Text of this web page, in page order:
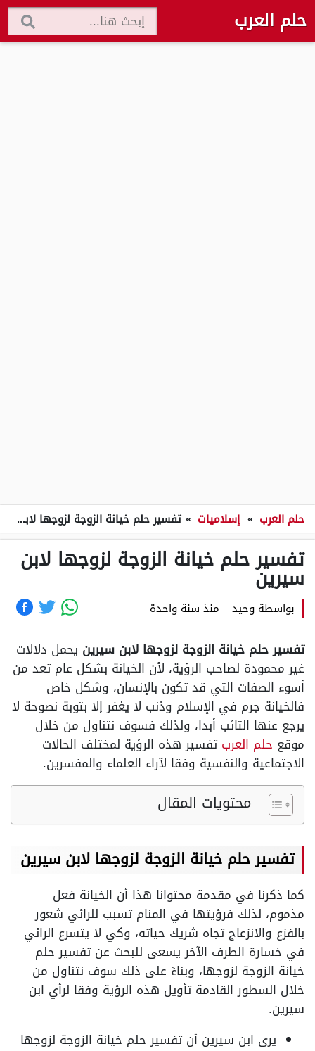
حلم العرب
حلم العرب » إسلاميات » تفسير حلم خيانة الزوجة لزوجها لابن سيرين
تفسير حلم خيانة الزوجة لزوجها لابن
سيرين
بواسطة وحيد– منذ سنة واحدة
تفسير حلم خيانة الزوجة لزوجها لابن سيرين يحمل دلالات
غير محمودة لصاحب الرؤية، لأن الخيانة بشكل عام تعد من
أسوء الصفات التي قد تكون بالإنسان، وشكل خاص
فالخيانة جرم في الإسلام وذنب لا يغفر إلا بتوبة نصوحة لا
يرجع عنها التائب أبدا، ولذلك فسوف نتناول من خلال
موقع حلم العرب تفسير هذه الرؤية لمختلف الحالات
الاجتماعية والنفسية وفقا لآراء العلماء والمفسرين.
محتويات المقال
تفسير حلم خيانة الزوجة لزوجها لابن سيرين
كما ذكرنا في مقدمة محتوانا هذا أن الخيانة فعل
مذموم، لذلك فرؤيتها في المنام تسبب للرائي شعور
بالفزع والانزعاج تجاه شريك حياته، وكي لا يتسرع الرائي
في خسارة الطرف الآخر يسعى للبحث عن تفسير حلم
خيانة الزوجة لزوجها، وبناءً على ذلك سوف نتناول من
خلال السطور القادمة تأويل هذه الرؤية وفقا لرأي ابن
سيرين.
يرى ابن سيرين أن تفسير حلم خيانة الزوجة لزوجها